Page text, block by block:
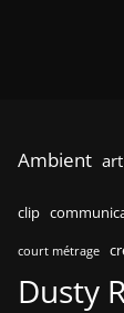
Ambient
clip
court métrage
Dusty